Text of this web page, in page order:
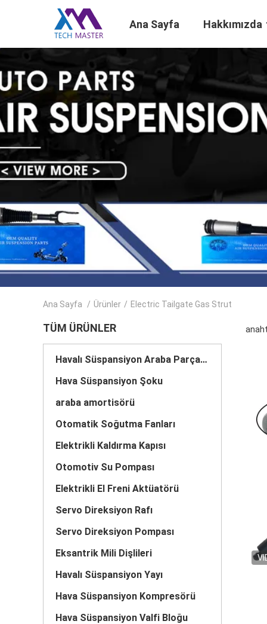
Ana Sayfa Hakkımızda
Ana Sayfa / Ürünler / Electric Tailgate Gas Strut
TÜM ÜRÜNLER
Havalı Süspansiyon Araba Parçaları
Hava Süspansiyon Şoku
araba amortisörü
Otomatik Soğutma Fanları
Elektrikli Kaldırma Kapısı
Otomotiv Su Pompası
Elektrikli El Freni Aktüatörü
Servo Direksiyon Rafı
Servo Direksiyon Pompası
Eksantrik Mili Dişlileri
Havalı Süspansiyon Yayı
Hava Süspansiyon Kompresörü
Hava Süspansiyon Valfi Bloğu